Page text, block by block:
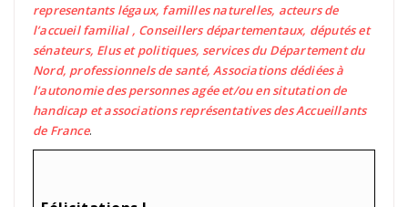
representants légaux, familles naturelles, acteurs de
l’accueil familial , Conseillers départementaux, députés et
sénateurs, Elus et politiques, services du Département du
Nord, professionnels de santé, Associations dédiées à
l’autonomie des personnes agée et/ou en situtation de
handicap et associations représentatives des Accueillants
de France.